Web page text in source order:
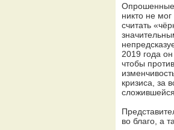
Опрошенные
никто не
считать
2019 года
чтобы
кризиса, за
во благо, а